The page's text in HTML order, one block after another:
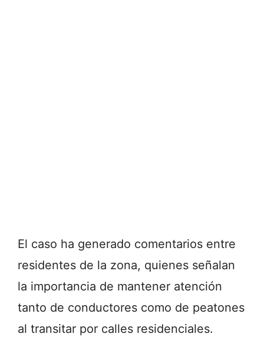
El caso ha generado comentarios entre
residentes de la zona, quienes señalan
la importancia de mantener atención
tanto de conductores como de peatones
al transitar por calles residenciales.